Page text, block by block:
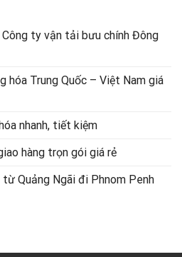
Công ty vận tải bưu chính Đông
hóa Trung Quốc – Việt Nam giá
nhanh, tiết kiệm
hàng trọn gói giá rẻ
Quảng Ngãi đi Phnom Penh